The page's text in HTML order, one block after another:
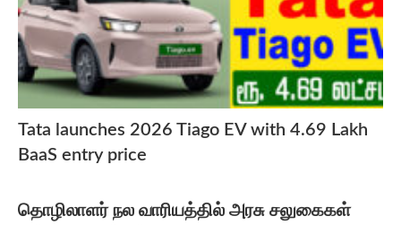
Tata launches 2026 Tiago EV with 4.69 Lakh
BaaS entry price
தொழிலாளர் நல வாரியத்தில் அரசு சலுகைகள்